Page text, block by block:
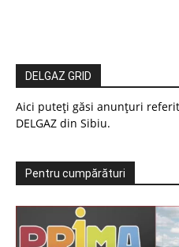
DELGAZ GRID
Aici puteți găsi anunțuri
DELGAZ din Sibiu.
Pentru cumpărături